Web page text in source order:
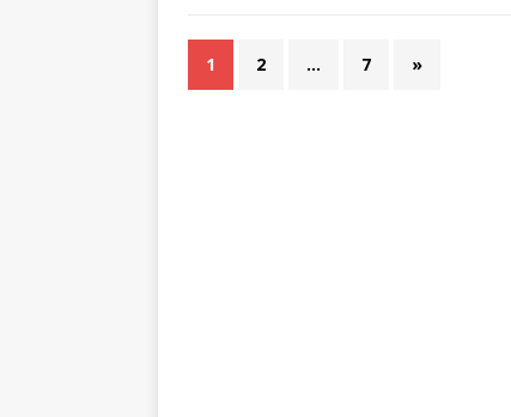
1 2 … 7 »